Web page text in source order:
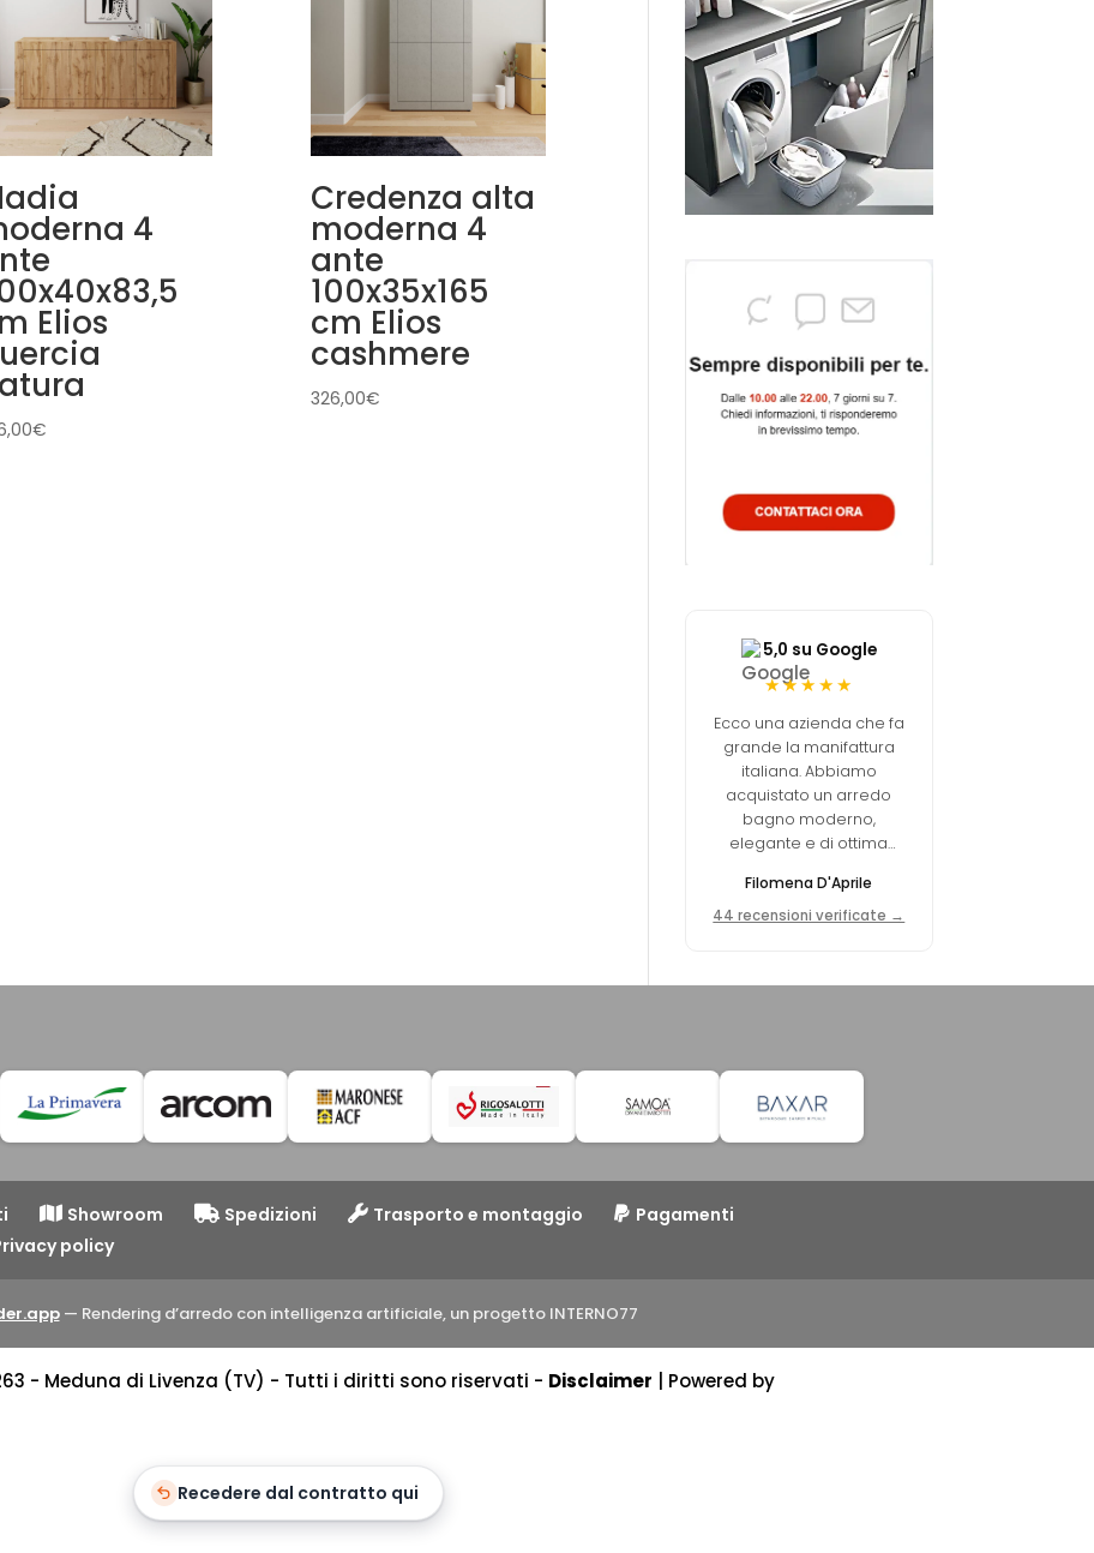
4
Elios
€
Credenza alta
moderna 4
ante
100x35x165
cm Elios
cashmere
326,00€
5,0 su Google
★★★★★
Ecco una azienda che fa
grande la manifattura
italiana. Abbiamo
acquistato un arredo
bagno moderno,
elegante e di ottima
abbiamo avuto nessun
tipo di problema!
Filomena D'Aprile
44 recensioni verificate →
Showroom Spedizioni Trasporto e montaggio
Pagamenti
policy
— Rendering d’arredo con intelligenza artificiale, un progetto INTERNO77
- Meduna di Livenza (TV) - Tutti i diritti sono riservati - Disclaimer | Powered by
Recedere dal contratto qui